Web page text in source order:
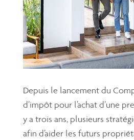
Depuis le lancement du
d’impôt pour l’achat d’une
y a trois ans, plusieurs
afin d’aider les futurs